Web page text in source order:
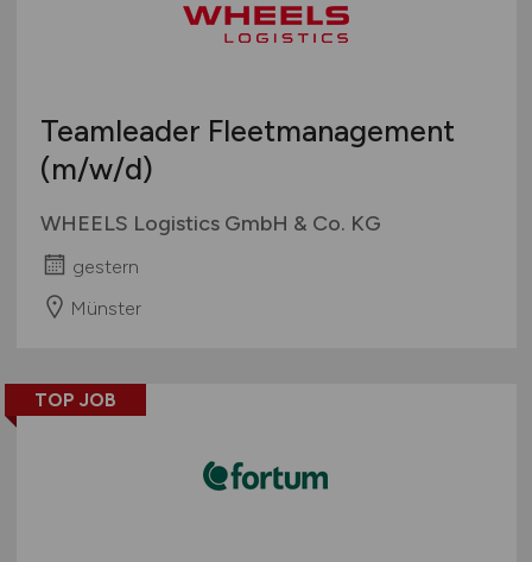
Teamleader Fleetmanagement
(m/w/d)
WHEELS Logistics GmbH & Co. KG
gestern
Münster
TOP JOB